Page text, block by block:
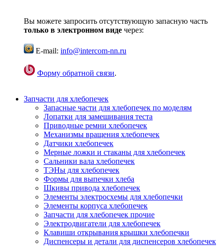
Вы можете запросить отсутствующую запасную часть
только в электронном виде через:
E-mail: info@intercom-nn.ru
Форму обратной связи.
Запчасти для хлебопечек
Запасные части для хлебопечек по моделям
Лопатки для замешивания теста
Приводные ремни хлебопечек
Механизмы вращения хлебопечек
Датчики хлебопечек
Мерные ложки и стаканы для хлебопечек
Сальники вала хлебопечек
ТЭНы для хлебопечек
Формы для выпечки хлеба
Шкивы привода хлебопечек
Элементы электросхемы для хлебопечки
Элементы корпуса хлебопечек
Запчасти для хлебопечек прочие
Электродвигатели для хлебопечек
Клавиши открывания крышки хлебопечки
Диспенсеры и детали для диспенсеров хлебопечек